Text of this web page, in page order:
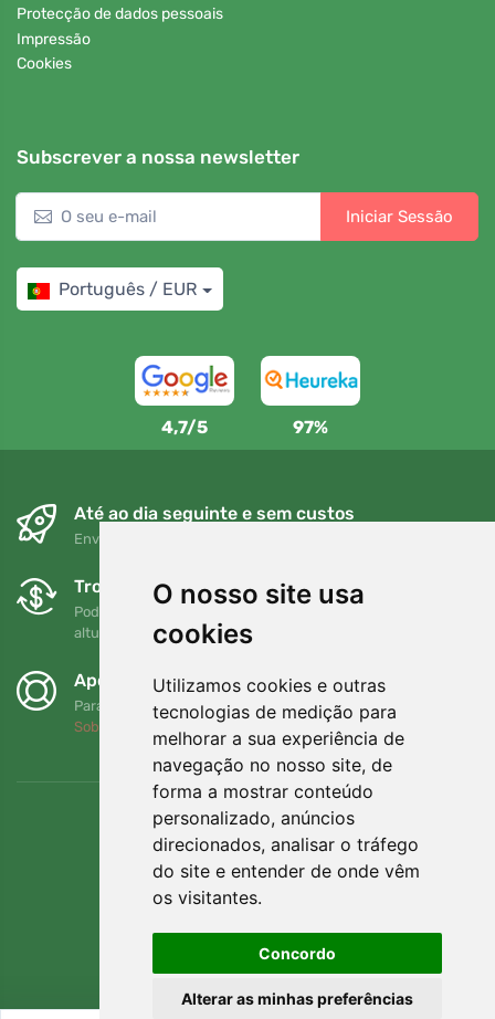
O nosso site usa
cookies
Utilizamos cookies e outras
tecnologias de medição para
melhorar a sua experiência de
navegação no nosso site, de
forma a mostrar conteúdo
personalizado, anúncios
direcionados, analisar o tráfego
do site e entender de onde vêm
os visitantes.
Concordo
Alterar as minhas preferências
Protecção de dados pessoais
Impressão
Cookies
Subscrever a nossa newsletter
Iniciar Sessão
Português / EUR
4,7/5 97%
Até ao dia seguinte e sem custos
Envio gratuito para encomendas superiores a 80 EUR
Trocas e devoluções gratuitas
Pode devolver ou trocar a sua encomenda em qualquer
altura no prazo de 90 dias
Apoiamos a Trees.org
Para cada encomenda plantamos uma árvore! Leia mais
Sobre nós